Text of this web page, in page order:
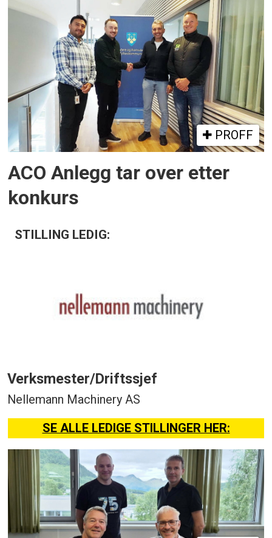
PROFF
ACO Anlegg tar over etter
konkurs
STILLING LEDIG:
Verksmester/Driftssjef
Nellemann Machinery AS
SE ALLE LEDIGE STILLINGER HER: